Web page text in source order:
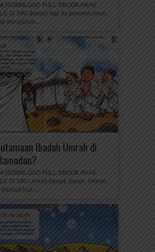
DOWNLOAD FULL EBOOK ANAK
DI SINI Ibadah haji itu perintah Allah.
diwajibkan...
Ibadah Umrah di
DOWNLOAD FULL EBOOK ANAK
DI SINI Umrah berarti ziarah. Umrah
haji...